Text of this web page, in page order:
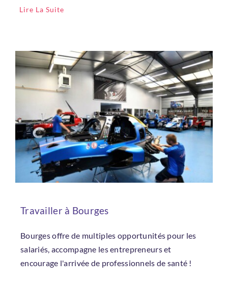
Lire La Suite
Travailler à Bourges
Bourges offre de multiples opportunités pour les
salariés, accompagne les entrepreneurs et
encourage l'arrivée de professionnels de santé !